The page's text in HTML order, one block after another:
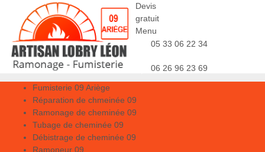
Devis
gratuit
Menu
05 33 06 22 34
06 26 96 23 69
Fumisterie 09 Ariège
Réparation de chmeinée 09
Ramonage de cheminée 09
Tubage de cheminée 09
Débistrage de cheminée 09
Ramoneur 09